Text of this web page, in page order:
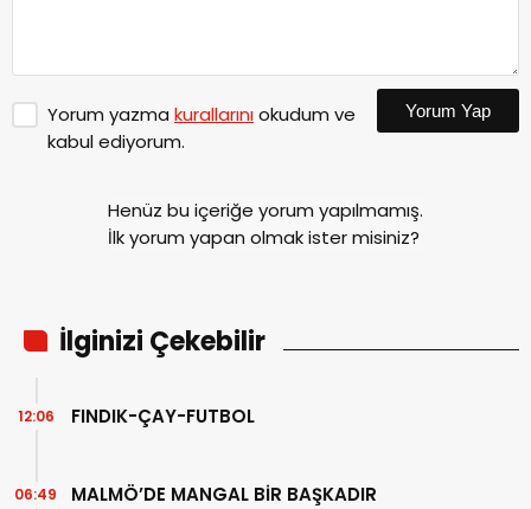
Yorum yazma kurallarınıokudum ve
kabul ediyorum.
Yorum Yap
Henüz bu içeriğe yorum yapılmamış.
İlk yorum yapan olmak ister misiniz?
İlginizi Çekebilir
FINDIK-ÇAY-FUTBOL
12:06
MALMÖ’DE MANGAL BİR BAŞKADIR
06:49